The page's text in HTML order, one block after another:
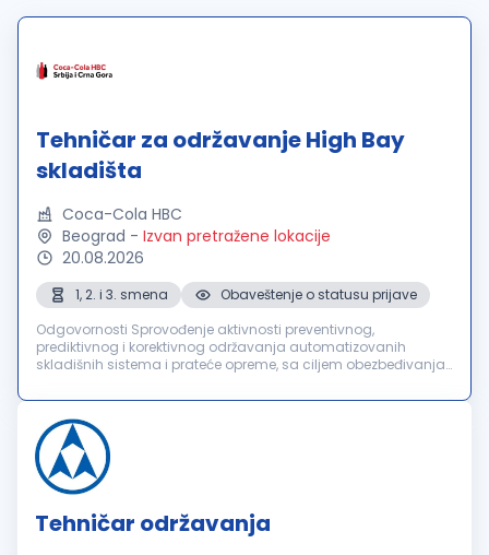
Tehničar za održavanje High Bay
skladišta
Coca-Cola HBC
Beograd - Izvan pretražene lokacije
20.08.2026
1, 2. i 3. smena
Obaveštenje o statusu prijave
Odgovornosti Sprovođenje aktivnosti preventivnog,
prediktivnog i korektivnog održavanja automatizovanih
skladišnih sistema i prateće opreme, sa ciljem obezbeđivanja
Pravovremena identifikacija i...
Tehničar održavanja